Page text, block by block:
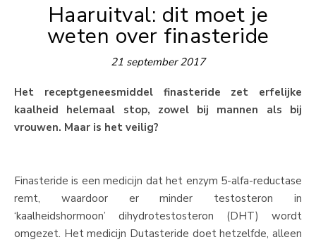
Haaruitval: dit moet je
weten over finasteride
21 september 2017
Het receptgeneesmiddel finasteride zet erfelijke
kaalheid helemaal stop, zowel bij mannen als bij
vrouwen. Maar is het veilig?
Finasteride is een medicijn dat het enzym 5-alfa-reductase
remt, waardoor er minder testosteron in
‘kaalheidshormoon’ dihydrotestosteron (DHT) wordt
omgezet. Het medicijn Dutasteride doet hetzelfde, alleen